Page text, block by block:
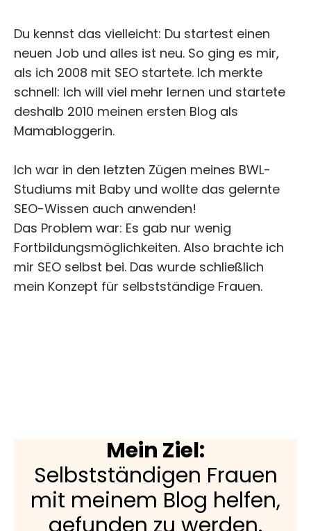
Du kennst das vielleicht: Du startest einen
neuen Job und alles ist neu. So ging es mir,
als ich 2008 mit SEO startete. Ich merkte
schnell: Ich will viel mehr lernen und startete
deshalb 2010 meinen ersten Blog als
Mamabloggerin.
Ich war in den letzten Zügen meines BWL-
Studiums mit Baby und wollte das gelernte
SEO-Wissen auch anwenden!
Das Problem war: Es gab nur wenig
Fortbildungsmöglichkeiten. Also brachte ich
mir SEO selbst bei. Das wurde schließlich
mein Konzept für selbstständige Frauen.
Mein Ziel:
Selbstständigen Frauen
mit meinem Blog helfen,